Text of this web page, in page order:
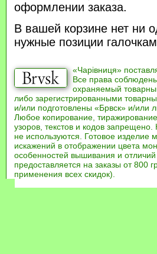
оформлении заказа.
В вашей корзине нет ни
нужные позиции
«Чарівниця»
Все права
охраняемый
либо зарегистрированными
и/или подготовлены «Брвск» и/или
Любое копирование,
узоров, текстов и кодов
не используются. Готовое изделие
искажений в отображении цвета
особенностей вышивания и
предоставляется на заказы от 800
применения всех скидок).